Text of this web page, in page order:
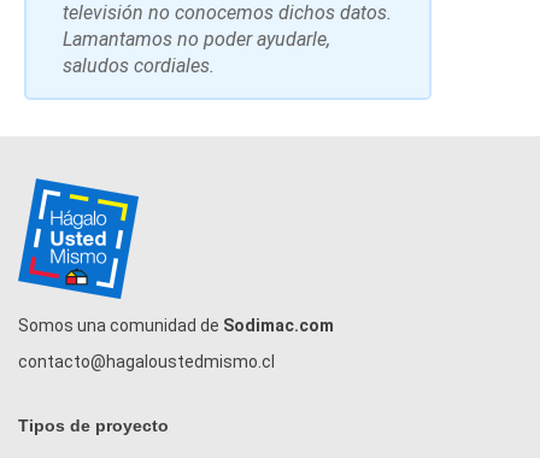
televisión no conocemos dichos datos.
Lamantamos no poder ayudarle,
saludos cordiales.
Somos una comunidad de Sodimac.com
contacto@hagaloustedmismo.cl
Tipos de proyecto